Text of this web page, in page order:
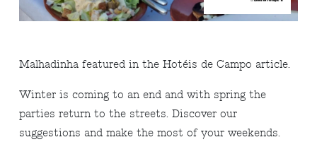
Malhadinha featured in the Hotéis de Campo article.
Winter is coming to an end and with spring the
parties return to the streets. Discover our
suggestions and make the most of your weekends.